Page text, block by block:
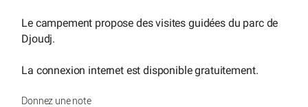
Le campement propose des visites guidées du parc de
Djoudj.
La connexion internet est disponible gratuitement.
Donnez une note